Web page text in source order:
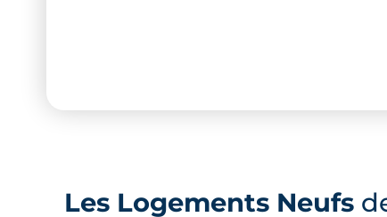
Les Logements Neufs